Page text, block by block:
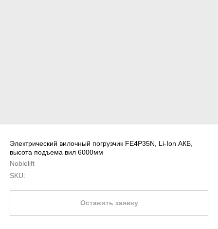
Электрический вилочный погрузчик FE4P35N, Li-Ion АКБ,
высота подъема вил 6000мм
Noblelift
SKU:
Оставить заявку